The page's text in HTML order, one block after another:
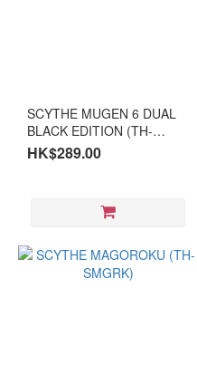
SCYTHE MUGEN 6 DUAL
BLACK EDITION (TH-
SM6DBE)
HK$289.00